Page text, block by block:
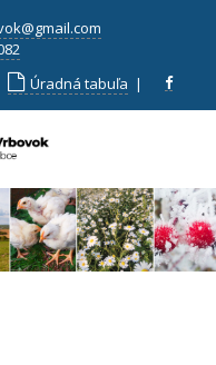
Úradná tabuľa |